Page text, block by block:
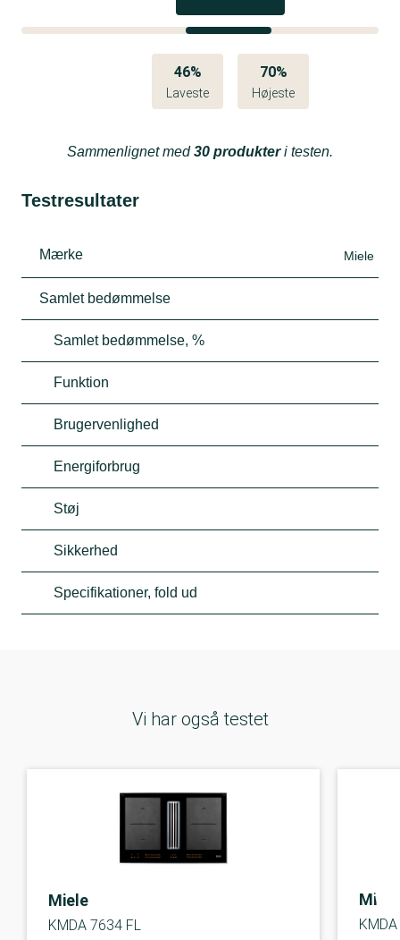
46%
Laveste
70%
Højeste
Sammenlignet med30 produkteri testen.
Testresultater
Mærke Miele
Samlet bedømmelse
Samlet bedømmelse, %
Funktion
Brugervenlighed
Energiforbrug
Støj
Sikkerhed
Specifikationer, fold ud
Vi har også testet
Miele
KMDA 7634 FL
Miele